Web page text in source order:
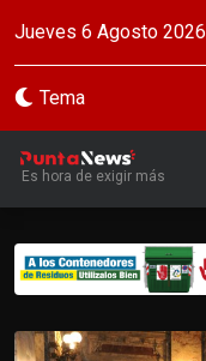
Jueves 6 Agosto 2026
Tema
Es hora de exigir más